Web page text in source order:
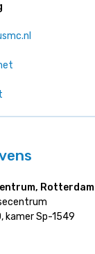
Rotterdam
kamer Sp-1549